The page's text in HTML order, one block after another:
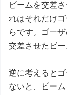
ビームを交差
れはそれだけ
らです。ゴー
交差させたビー
逆に考えると
ないと、ビー